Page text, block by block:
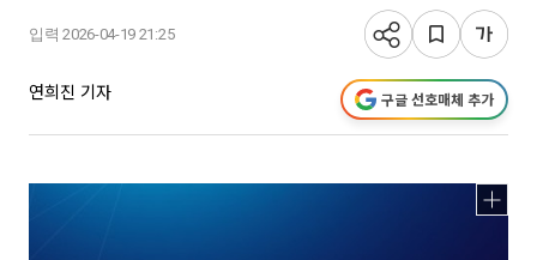
입력 2026-04-19 21:25
연희진 기자 구글 선호매체 추가